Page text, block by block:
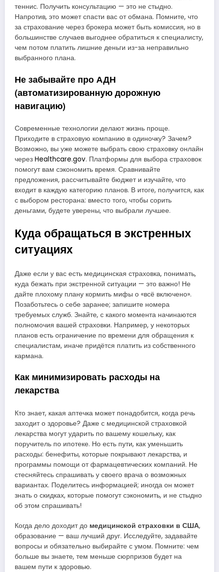
теннис. Получить консультацию — это не стыдно.
Напротив, это может спасти вас от обмана. Помните, что
за страхование через брокера может быть комиссия, но в
большинстве случаев выгоднее обратиться к специалисту,
чем потом платить лишние деньги из-за неправильно
выбранного плана.
Не забывайте про АДН
(автоматизированную дорожную
навигацию)
Современные технологии делают жизнь проще.
Приходите в страховую компанию в одиночку? Зачем?
Возможно, вы уже можете выбрать свою страховку онлайн
через Healthcare.gov. Платформы для выбора страховок
помогут вам сэкономить время. Сравнивайте
предложения, рассчитывайте бюджет и изучайте, что
входит в каждую категорию планов. В итоге, получится, как
с выбором ресторана: вместо того, чтобы сорить
деньгами, будете уверены, что выбрали лучшее.
Куда обращаться в экстренных
ситуациях
Даже если у вас есть медицинская страховка, понимать,
куда бежать при экстренной ситуации — это важно! Не
дайте плохому плану кормить мифы о «всё включено».
Позаботьтесь о себе заранее; запишите номера
требуемых служб. Знайте, с какого момента начинаются
полномочия вашей страховки. Например, у некоторых
планов есть ограничение по времени для обращения к
специалистам, иначе придётся платить из собственного
кармана.
Как минимизировать расходы на
лекарства
Кто знает, какая аптечка может понадобится, когда речь
заходит о здоровье? Даже с медицинской страховкой
лекарства могут ударить по вашему кошельку, как
поручитель по ипотеке. Но есть пути, как уменьшить
расходы: бенефиты, которые покрывают лекарства, и
программы помощи от фармацевтических компаний. Не
стесняйтесь спрашивать у своего врача о возможных
вариантах. Поделитесь информацией; иногда он может
знать о скидках, которые помогут сэкономить, и не стыдно
об этом спрашивать!
Когда дело доходит до медицинской страховки в США,
образование — ваш лучший друг. Исследуйте, задавайте
вопросы и обязательно выбирайте с умом. Помните: чем
больше вы знаете, тем меньше сюрпризов будет на
вашем пути к здоровью.